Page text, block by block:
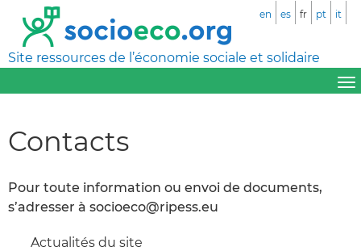
Site ressources de l’économie sociale et solidaire
en es fr pt it
Contacts
Pour toute information ou envoi de documents,
s’adresser à socioeco@ripess.eu
Actualités du site